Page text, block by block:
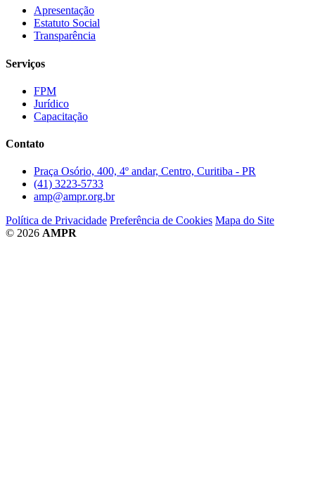
Apresentação
Estatuto Social
Transparência
Serviços
FPM
Jurídico
Capacitação
Contato
Praça Osório, 400, 4º andar, Centro, Curitiba - PR
(41) 3223-5733
amp@ampr.org.br
Política de Privacidade Preferência de Cookies Mapa do Site
© 2026 AMPR